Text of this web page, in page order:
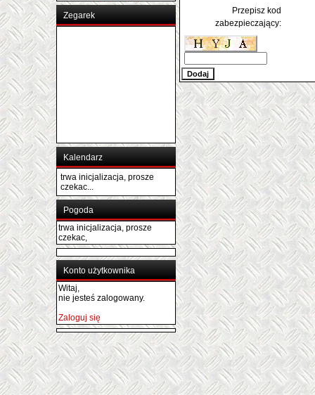
Zegarek
Kalendarz
trwa inicjalizacja, prosze
czekac...
Pogoda
trwa inicjalizacja, prosze
czekac,
Konto użytkownika
Witaj,
nie jesteś zalogowany.
Zaloguj się
Przepisz kod
zabezpieczający: